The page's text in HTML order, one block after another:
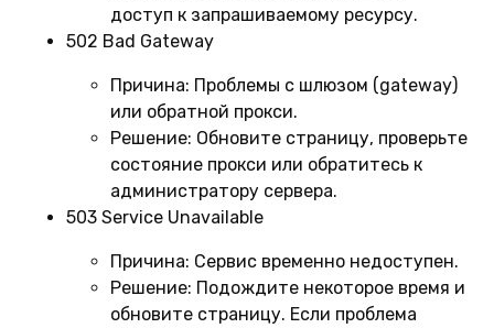
доступ к запрашиваемому ресурсу.
502 Bad Gateway
Причина: Проблемы с шлюзом (gateway)
или обратной прокси.
Решение: Обновите страницу, проверьте
состояние прокси или обратитесь к
администратору сервера.
503 Service Unavailable
Причина: Сервис временно недоступен.
Решение: Подождите некоторое время и
обновите страницу. Если проблема